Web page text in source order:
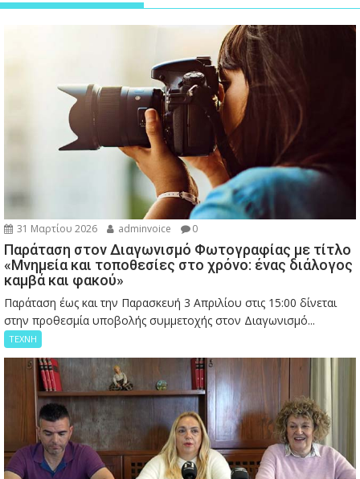
31 Μαρτίου 2026 adminvoice 0
Παράταση στον Διαγωνισμό Φωτογραφίας με τίτλο
«Μνημεία και τοποθεσίες στο χρόνο: ένας διάλογος
καμβά και φακού»
Παράταση έως και την Παρασκευή 3 Απριλίου στις 15:00 δίνεται
στην προθεσμία υποβολής συμμετοχής στον Διαγωνισμό...
ΤΕΧΝΗ